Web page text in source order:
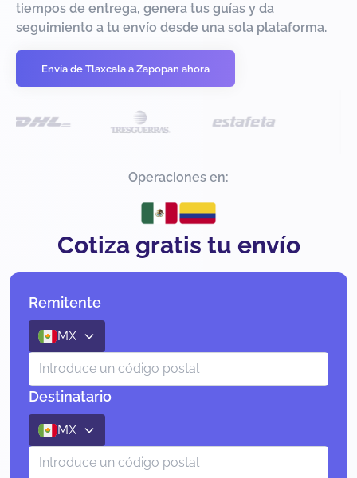
tiempos de entrega, genera tus guías y da
seguimiento a tu envío desde una sola plataforma.
Envía de Tlaxcala a Zapopan ahora
Operaciones en:
Cotiza gratis tu envío
Remitente
MX
Destinatario
MX